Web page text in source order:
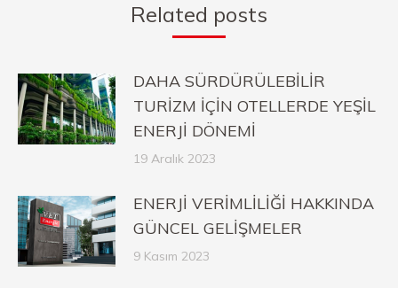
Related posts
DAHA SÜRDÜRÜLEBİLİR
TURİZM İÇİN OTELLERDE YEŞİL
ENERJİ DÖNEMİ
19 Aralık 2023
ENERJİ VERİMLİLİĞİ HAKKINDA
GÜNCEL GELİŞMELER
9 Kasım 2023